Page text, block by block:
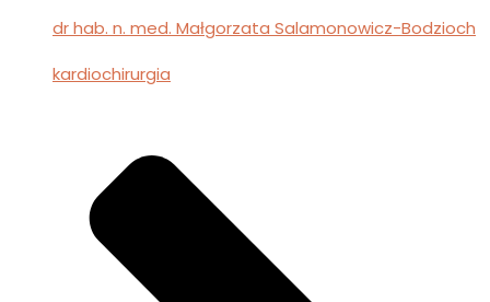
dr hab. n. med. Małgorzata Salamonowicz-Bodzioch
kardiochirurgia